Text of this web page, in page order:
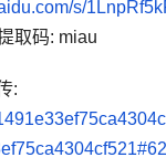
s/
取码: miau
: